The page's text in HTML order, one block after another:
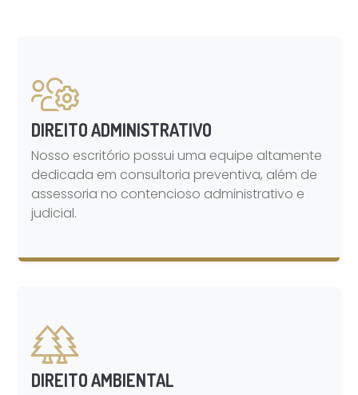
DIREITO ADMINISTRATIVO
Nosso escritório possui uma equipe altamente
dedicada em consultoria preventiva, além de
assessoria no contencioso administrativo e
judicial.
DIREITO AMBIENTAL